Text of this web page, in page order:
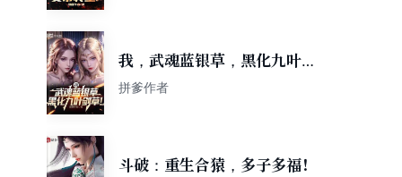
我，武魂蓝银草，黑化九叶剑
草！
拼爹作者
斗破：重生合猿，多子多福！